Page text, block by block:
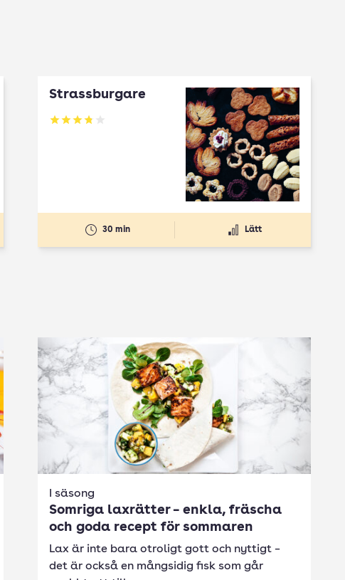
Strassburgare
Betyg: 3.78 av 5
30 min Lätt
I säsong
Somriga laxrätter – enkla, fräscha
och goda recept för sommaren
Lax är inte bara otroligt gott och nyttigt –
det är också en mångsidig fisk som går